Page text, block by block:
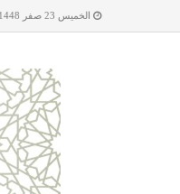
الخميس 23 صفر 1448